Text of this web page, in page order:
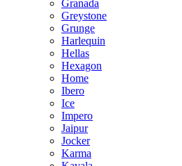
Granada
Greystone
Grunge
Harlequin
Hellas
Hexagon
Home
Ibero
Ice
Impero
Jaipur
Jocker
Karma